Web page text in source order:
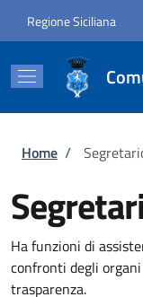
Regione Siciliana
Briciole
Home /
Ha funzioni di
confronti degli
trasparenza.